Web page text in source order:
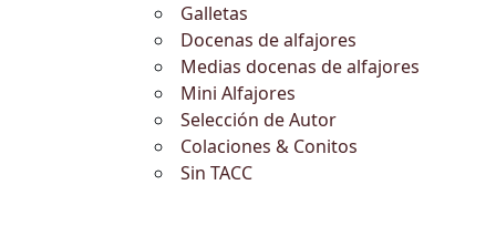
Galletas
Docenas de alfajores
Medias docenas de alfajores
Mini Alfajores
Selección de Autor
Colaciones & Conitos
Sin TACC